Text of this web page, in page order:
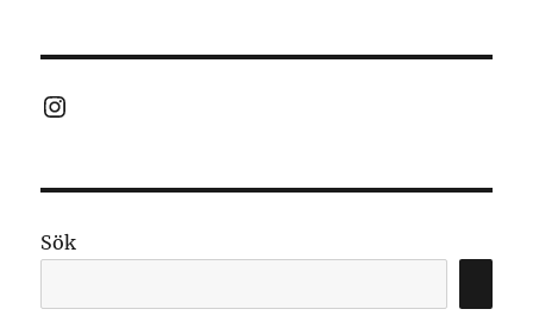
Instagram
Sök